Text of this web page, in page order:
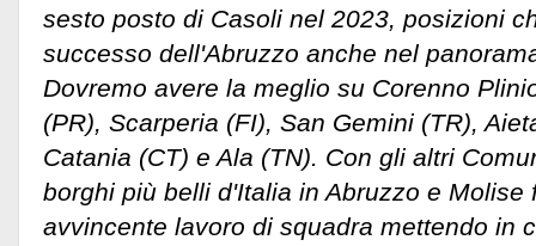
sesto posto di Casoli nel 2023, posizioni
successo dell'Abruzzo anche nel
Dovremo avere la meglio su Corenno
(PR), Scarperia (FI), San Gemini (TR),
Catania (CT) e Ala (TN). Con gli altri
borghi più belli d'Italia in Abruzzo e Molise
avvincente lavoro di squadra mettendo in